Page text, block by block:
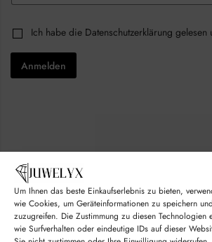
Um Ihnen das beste Einkaufserlebnis zu bieten,
wie Cookies, um Geräteinformationen zu speichern
zuzugreifen. Die Zustimmung zu diesen Technologien
wie Surfverhalten oder eindeutige IDs auf dieser
l
C
h
c
lC
h
e
k
*
Ich habe die Datenschutzerklärung gelesen
Anmelden
by